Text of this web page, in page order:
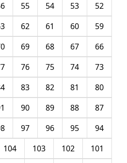
52
53
54
55
59
60
61
62
66
67
68
69
73
74
75
76
80
81
82
83
87
88
89
90
94
95
96
97
101
102
103
104